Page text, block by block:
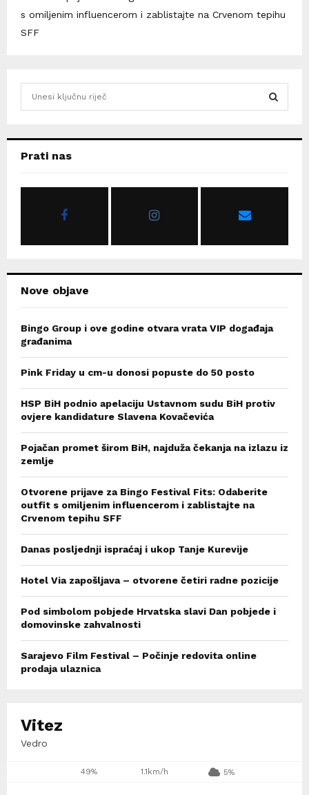
s omiljenim influencerom i zablistajte na Crvenom tepihu
SFF
hPrati nas
Nove objave
Bingo Group i ove godine otvara vrata VIP događaja
građanima
Pink Friday u cm-u donosi popuste do 50 posto
HSP BiH podnio apelaciju Ustavnom sudu BiH protiv
ovjere kandidature Slavena Kovačevića
Pojačan promet širom BiH, najduža čekanja na izlazu iz
zemlje
Otvorene prijave za Bingo Festival Fits: Odaberite
outfit s omiljenim influencerom i zablistajte na
Crvenom tepihu SFF
Danas posljednji ispraćaj i ukop Tanje Kurevije
Hotel Via zapošljava – otvorene četiri radne pozicije
Pod simbolom pobjede Hrvatska slavi Dan pobjede i
domovinske zahvalnosti
Sarajevo Film Festival – Počinje redovita online
prodaja ulaznica
Vitez
Vedro
49% 1.1km/h 5%